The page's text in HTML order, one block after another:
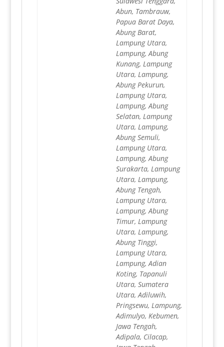
Abun, Tambrauw,
Papua Barat Daya,
Abung Barat,
Lampung Utara,
Lampung, Abung
Kunang, Lampung
Utara, Lampung,
Abung Pekurun,
Lampung Utara,
Lampung, Abung
Selatan, Lampung
Utara, Lampung,
Abung Semuli,
Lampung Utara,
Lampung, Abung
Surakarta, Lampung
Utara, Lampung,
Abung Tengah,
Lampung Utara,
Lampung, Abung
Timur, Lampung
Utara, Lampung,
Abung Tinggi,
Lampung Utara,
Lampung, Adian
Koting, Tapanuli
Utara, Sumatera
Utara, Adiluwih,
Pringsewu, Lampung,
Adimulyo, Kebumen,
Jawa Tengah,
Adipala, Cilacap,